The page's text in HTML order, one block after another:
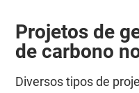
Projetos de
de carbono
Diversos tipos de